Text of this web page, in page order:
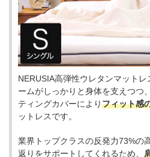
NERUSIA高弾性ウレタンマット
ームがしっかりと身体を支えつつ
ティングカバーによりフィット感
ットレスです。
業界トップクラスの反発力73%の
返りをサポートしてくれるため、